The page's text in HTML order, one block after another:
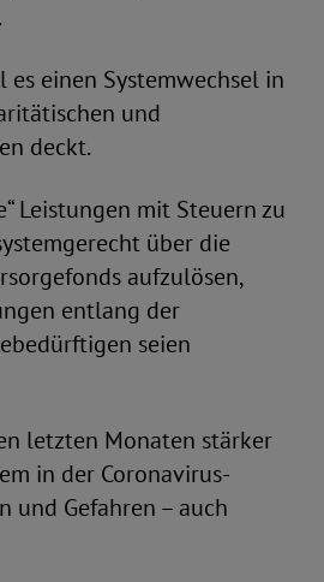
einen Systemwechsel in
und
deckt.
Leistungen mit Steuern zu
über die
aufzulösen,
entlang der
seien
letzten Monaten stärker
in der Coronavirus-
und Gefahren – auch